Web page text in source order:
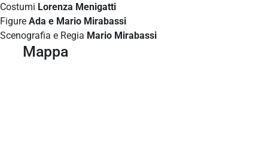
Costumi Lorenza Menigatti
Figure Ada e Mario Mirabassi
Scenografia e Regia Mario Mirabassi
Mappa